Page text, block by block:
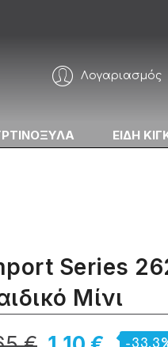
Λογαριασμός
ΕΙΔΗ
Series
Μίνι
-